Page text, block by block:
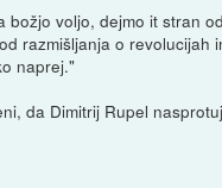
božjo voljo, dejmo it stran
razmišljanja o revolucijah
naprej."
da Dimitrij Rupel